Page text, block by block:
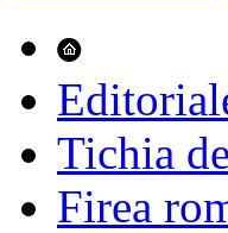
Tichia
Firea